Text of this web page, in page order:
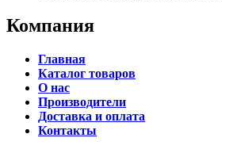
Компания
Главная
Каталог товаров
О нас
Производители
Доставка и оплата
Контакты